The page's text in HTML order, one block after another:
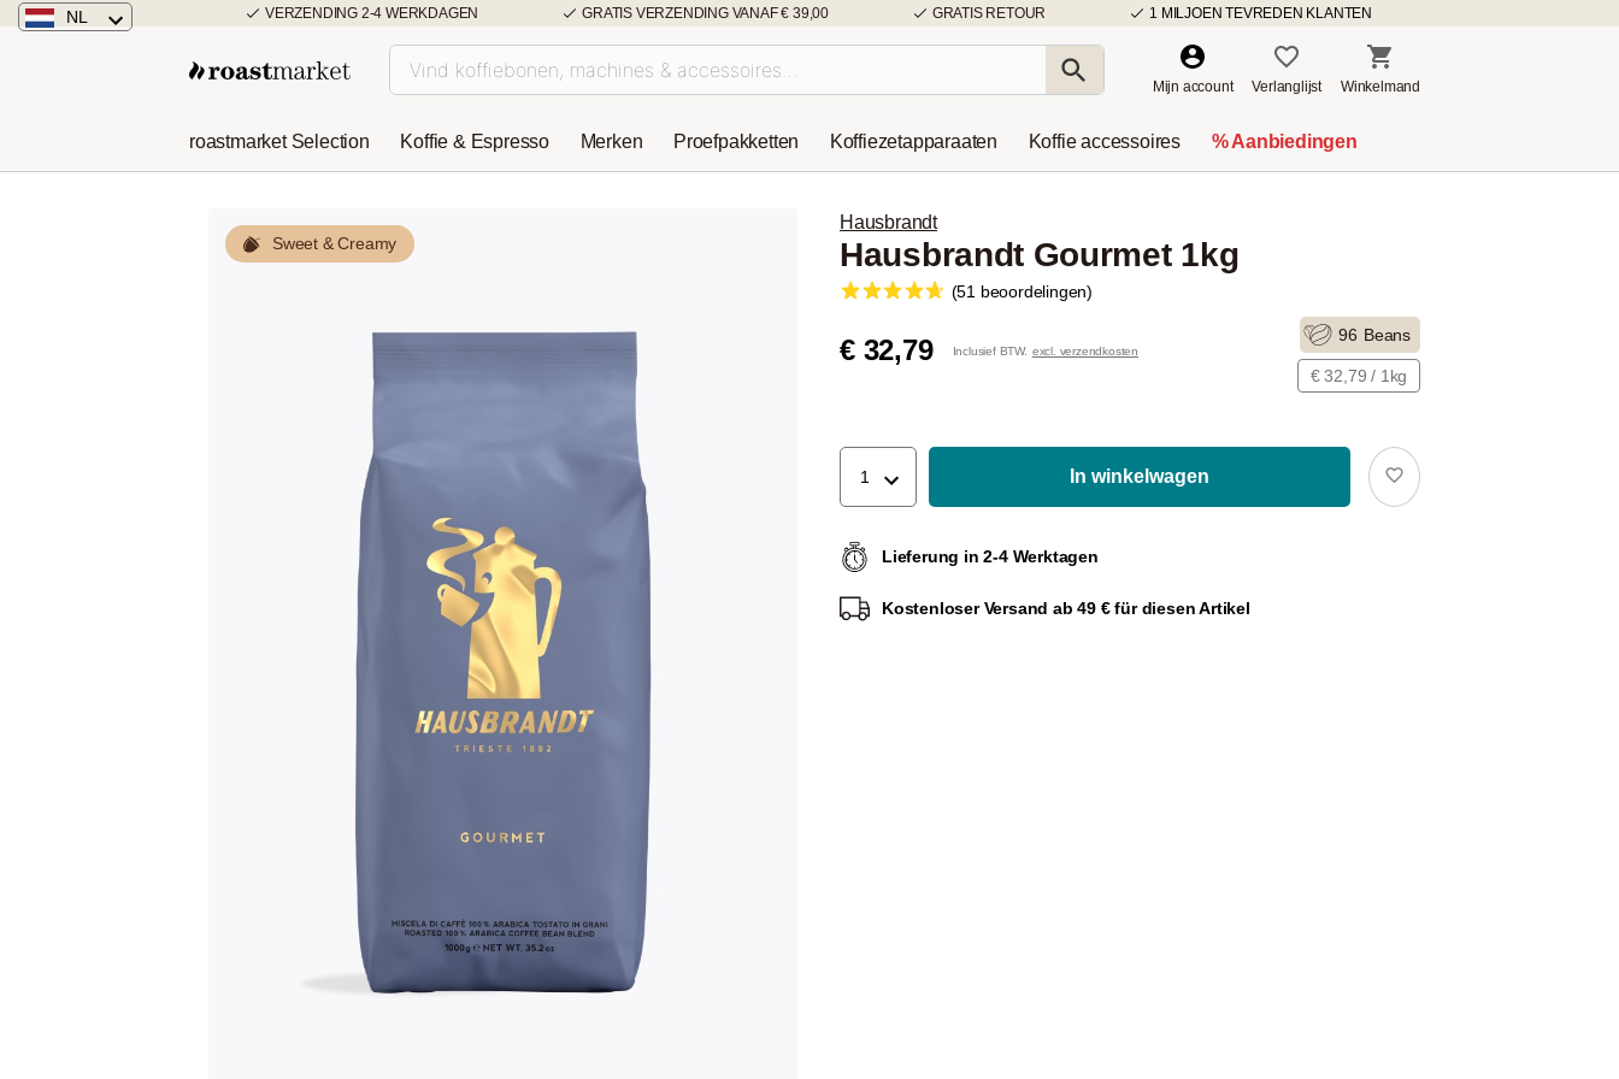
VERZENDING 2-4 WERKDAGEN GRATIS VERZENDING VANAF € 39,00 GRATIS RETOUR 1 MILJOEN TEVREDEN KLANTEN
NL
Österreich
Mijn account Verlanglijst Winkelmand
roastmarket Selection Koffie & Espresso Merken Proefpakketten Koffiezetapparaaten Koffie accessoires % Aanbiedingen
Sweet & Creamy
Hausbrandt
Hausbrandt Gourmet 1kg
(51 beoordelingen)
€ 32,79 Inclusief BTW. excl. verzendkosten
96 Beans
€ 32,79 / 1kg
1 In winkelwagen
Lieferung in 2-4 Werktagen
Kostenloser Versand ab 49 € für diesen Artikel